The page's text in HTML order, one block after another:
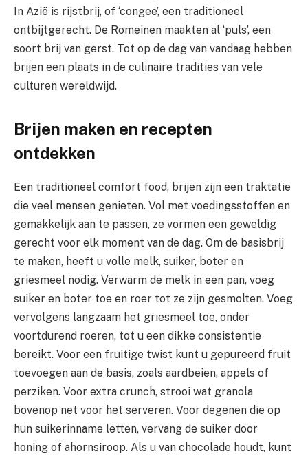
In Azië is rijstbrij, of ‘congee’, een traditioneel
ontbijtgerecht. De Romeinen maakten al ‘puls’, een
soort brij van gerst. Tot op de dag van vandaag hebben
brijen een plaats in de culinaire tradities van vele
culturen wereldwijd.
Brijen maken en recepten
ontdekken
Een traditioneel comfort food, brijen zijn een traktatie
die veel mensen genieten. Vol met voedingsstoffen en
gemakkelijk aan te passen, ze vormen een geweldig
gerecht voor elk moment van de dag. Om de basisbrij
te maken, heeft u volle melk, suiker, boter en
griesmeel nodig. Verwarm de melk in een pan, voeg
suiker en boter toe en roer tot ze zijn gesmolten. Voeg
vervolgens langzaam het griesmeel toe, onder
voortdurend roeren, tot u een dikke consistentie
bereikt. Voor een fruitige twist kunt u gepureerd fruit
toevoegen aan de basis, zoals aardbeien, appels of
perziken. Voor extra crunch, strooi wat granola
bovenop net voor het serveren. Voor degenen die op
hun suikerinname letten, vervang de suiker door
honing of ahornsiroop. Als u van chocolade houdt, kunt